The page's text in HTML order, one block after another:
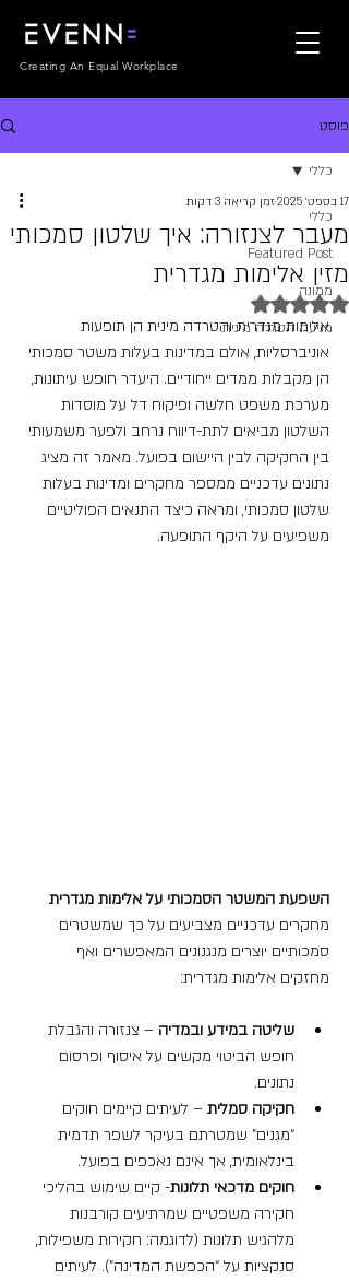
Creating An Equal Workplace
פוסט
כללי
Featured Post
ממונה
מניעת הטרדה מינית
כללי
מעבר לצנזורה: איך שלטון סמכותי
מזין אלימות מגדרית
17 בספט׳ 2025 זמן קריאה 3 דקות
דירוג של NaN מתוך 5 כוכבים
אלימות מגדרית והטרדה מינית הן תופעות
אוניברסליות, אולם במדינות בעלות משטר סמכותי
הן מקבלות ממדים ייחודיים. היעדר חופש עיתונות,
מערכת משפט חלשה ופיקוח דל על מוסדות
השלטון מביאים לתת-דיווח נרחב ולפער משמעותי
בין החקיקה לבין היישום בפועל. מאמר זה מציג
נתונים עדכניים ממספר מחקרים ומדינות בעלות
שלטון סמכותי, ומראה כיצד התנאים הפוליטיים
משפיעים על היקף התופעה.
השפעת המשטר הסמכותי על אלימות מגדרית
מחקרים עדכניים מצביעים על כך שמשטרים
סמכותיים יוצרים מנגנונים המאפשרים ואף
מחזקים אלימות מגדרית:
שליטה במידע ובמדיה – צנזורה והגבלת
חופש הביטוי מקשים על איסוף ופרסום
נתונים.
חקיקה סמלית – לעיתים קיימים חוקים
“מגִנים” שמטרתם בעיקר לשפר תדמית
בינלאומית, אך אינם נאכפים בפועל.
חוקים מדכאי תלונות- קיים שימוש בהליכי
חקירה משפטיים שמרתיעים קורבנות
מלהגיש תלונות (לדוגמה: חקירות משפילות,
סנקציות על “הכפשת המדינה”). לעיתים